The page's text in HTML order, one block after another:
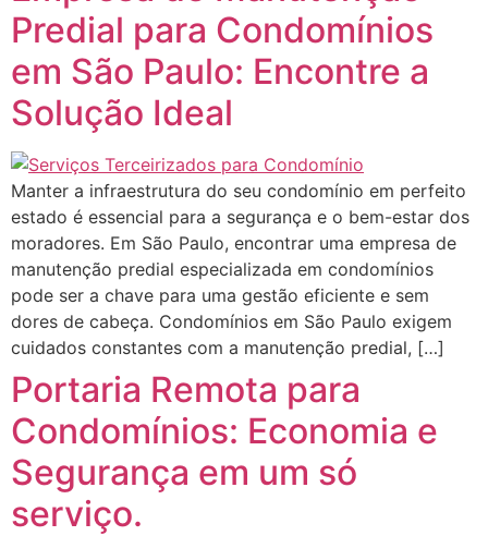
Predial para Condomínios
em São Paulo: Encontre a
Solução Ideal
Manter a infraestrutura do seu condomínio em perfeito
estado é essencial para a segurança e o bem-estar dos
moradores. Em São Paulo, encontrar uma empresa de
manutenção predial especializada em condomínios
pode ser a chave para uma gestão eficiente e sem
dores de cabeça. Condomínios em São Paulo exigem
cuidados constantes com a manutenção predial, […]
Portaria Remota para
Condomínios: Economia e
Segurança em um só
serviço.